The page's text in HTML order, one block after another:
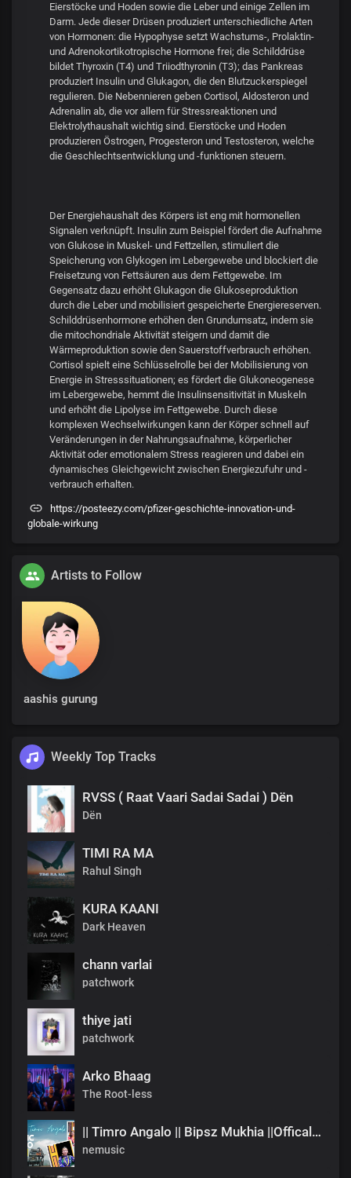
Eierstöcke und Hoden sowie die Leber und einige Zellen im
Darm. Jede dieser Drüsen produziert unterschiedliche Arten
von Hormonen: die Hypophyse setzt Wachstums-, Prolaktin-
und Adrenokortikotropische Hormone frei; die Schilddrüse
bildet Thyroxin (T4) und Triiodthyronin (T3); das Pankreas
produziert Insulin und Glukagon, die den Blutzuckerspiegel
regulieren. Die Nebennieren geben Cortisol, Aldosteron und
Adrenalin ab, die vor allem für Stressreaktionen und
Elektrolythaushalt wichtig sind. Eierstöcke und Hoden
produzieren Östrogen, Progesteron und Testosteron, welche
die Geschlechtsentwicklung und -funktionen steuern.
Der Energiehaushalt des Körpers ist eng mit hormonellen
Signalen verknüpft. Insulin zum Beispiel fördert die Aufnahme
von Glukose in Muskel- und Fettzellen, stimuliert die
Speicherung von Glykogen im Lebergewebe und blockiert die
Freisetzung von Fettsäuren aus dem Fettgewebe. Im
Gegensatz dazu erhöht Glukagon die Glukoseproduktion
durch die Leber und mobilisiert gespeicherte Energiereserven.
Schilddrüsenhormone erhöhen den Grundumsatz, indem sie
die mitochondriale Aktivität steigern und damit die
Wärmeproduktion sowie den Sauerstoffverbrauch erhöhen.
Cortisol spielt eine Schlüsselrolle bei der Mobilisierung von
Energie in Stresssituationen; es fördert die Glukoneogenese
im Lebergewebe, hemmt die Insulinsensitivität in Muskeln
und erhöht die Lipolyse im Fettgewebe. Durch diese
komplexen Wechselwirkungen kann der Körper schnell auf
Veränderungen in der Nahrungsaufnahme, körperlicher
Aktivität oder emotionalem Stress reagieren und dabei ein
dynamisches Gleichgewicht zwischen Energiezufuhr und -
verbrauch erhalten.
https://posteezy.com/pfizer-geschichte-innovation-und-
globale-wirkung
Artists to Follow
aashis gurung
Weekly Top Tracks
RVSS ( Raat Vaari Sadai Sadai ) Dën
Dën
TIMI RA MA
Rahul Singh
KURA KAANI
Dark Heaven
chann varlai
patchwork
thiye jati
patchwork
Arko Bhaag
The Root-less
|| Timro Angalo || Bipsz Mukhia ||Offical Music Video
nemusic